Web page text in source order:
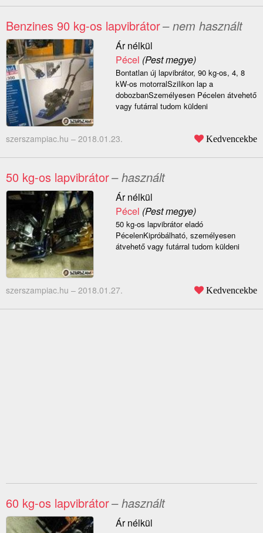
Benzines 90 kg-os lapvibrátor– nem használt
Ár nélkül
Pécel (Pest megye)
Bontatlan új lapvibrátor, 90 kg-os, 4, 8
kW-os motorralSzilikon lap a
dobozbanSzemélyesen Pécelen átvehető
vagy futárral tudom küldeni
szerszampiac.hu – 2018.01.23. Kedvencekbe
50 kg-os lapvibrátor– használt
Ár nélkül
Pécel (Pest megye)
50 kg-os lapvibrátor eladó
PécelenKipróbálható, személyesen
átvehető vagy futárral tudom küldeni
szerszampiac.hu – 2018.01.27. Kedvencekbe
60 kg-os lapvibrátor– használt
Ár nélkül